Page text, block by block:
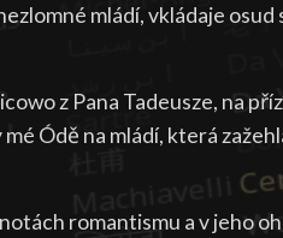
mládí, vkládaje osud
z Pana Tadeusze, na
Ódě na mládí, která
romantismu a v jeho